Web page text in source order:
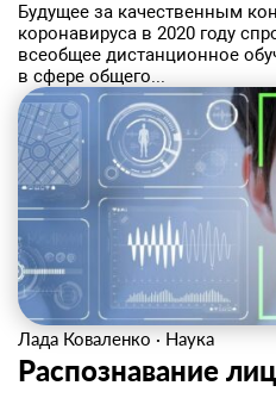
Будущее за качественным
коронавируса в 2020 году
всеобщее дистанционное
в сфере общего...
Лада Коваленко · Наука
Распознавание лиц